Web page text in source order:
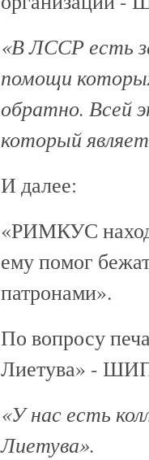
«В ЛССР есть
помощи
обратно. Всей
который
И далее:
«РИМКУС
ему помог
патронами».
По вопросу
Лиетува» -
«У нас есть
Лиетува».